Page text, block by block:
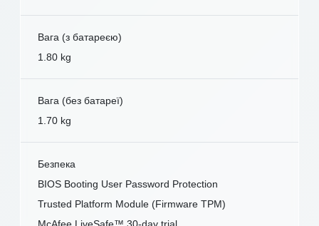
Вага (з батареєю)
1.80 kg
Вага (без батареї)
1.70 kg
Безпека
BIOS Booting User Password Protection
Trusted Platform Module (Firmware TPM)
McAfee LiveSafe™ 30-day trial